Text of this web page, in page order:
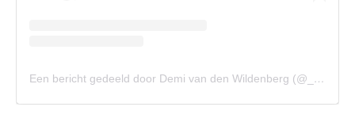
Een bericht gedeeld door Demi van den Wildenberg (@_demivdw)